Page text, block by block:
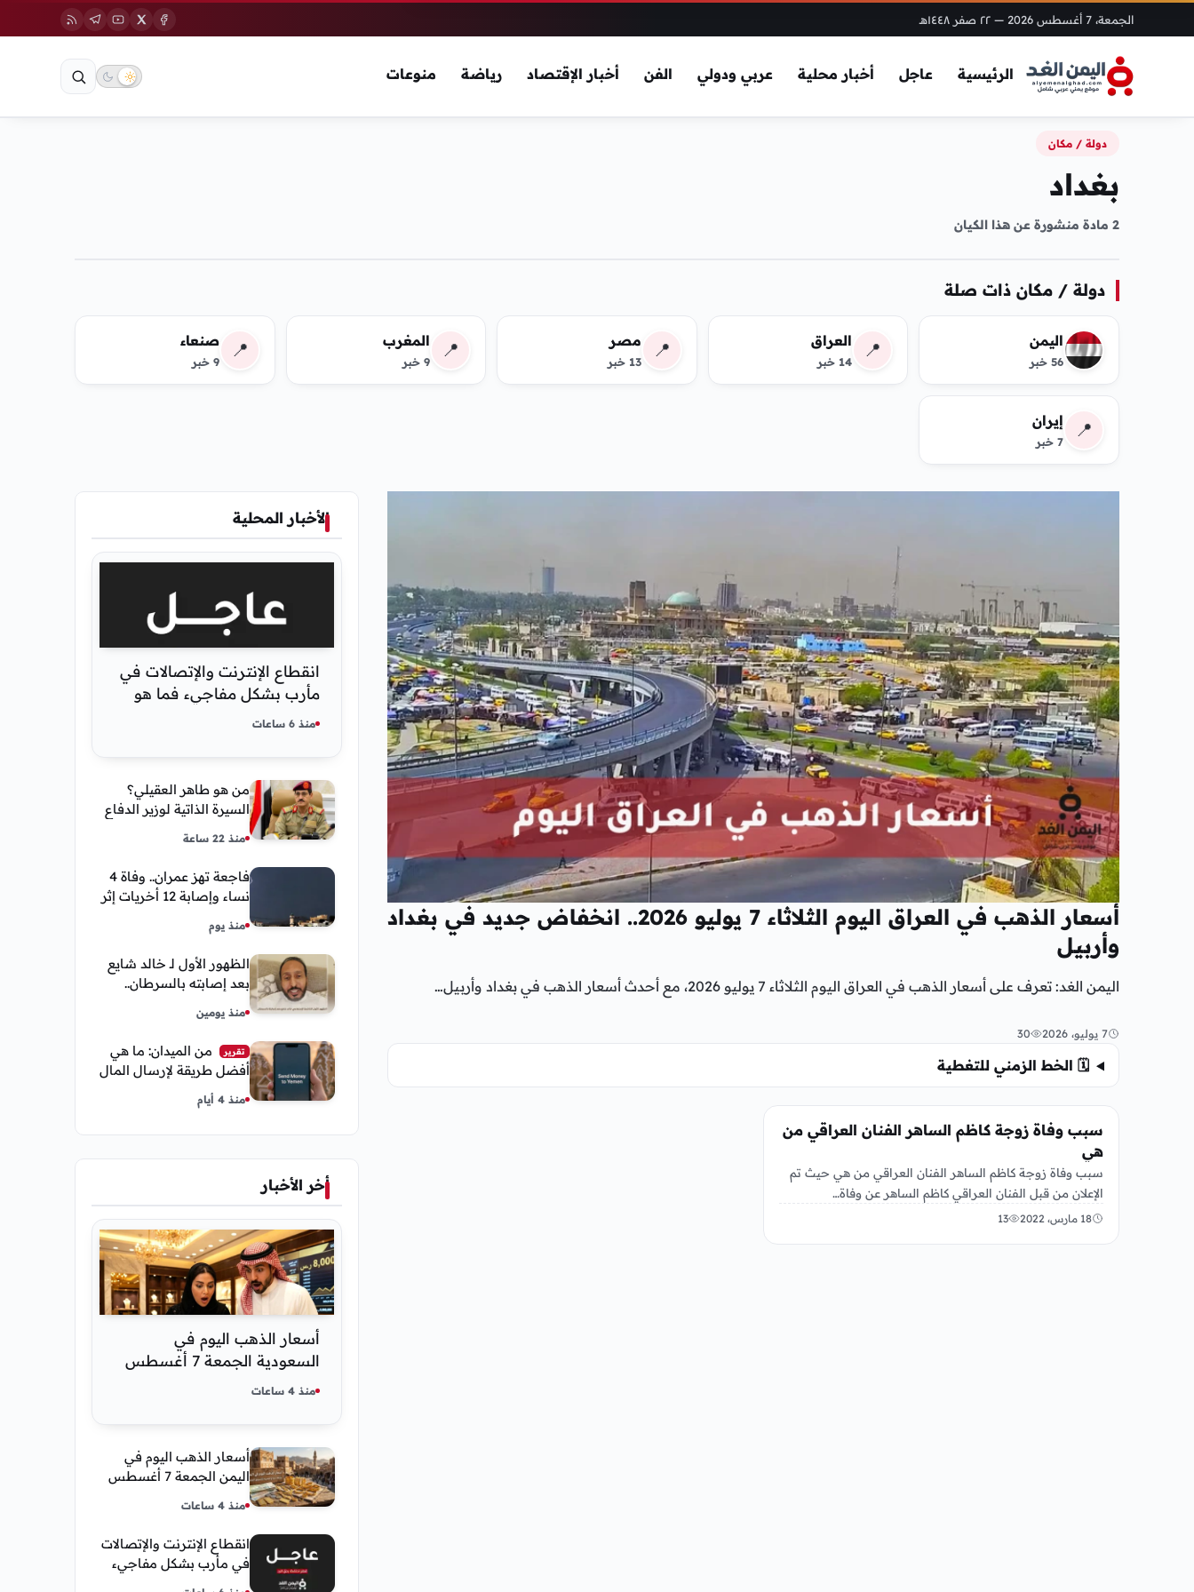
الجمعة، 7 أغسطس 2026 — ٢٢ صفر ١٤٤٨هـ
الرئيسية عاجل أخبار محلية عربي ودولي الفن أخبار الإقتصاد رياضة منوعات
دولة / مكان
بغداد
2 مادة منشورة عن هذا الكيان
دولة / مكان ذات صلة
اليمن
56 خبر
📍 العراق
14 خبر
📍 مصر
13 خبر
📍 المغرب
9 خبر
📍 صنعاء
9 خبر
📍 إيران
7 خبر
أسعار الذهب في العراق اليوم الثلاثاء 7 يوليو 2026.. انخفاض جديد في بغداد
وأربيل
اليمن الغد: تعرف على أسعار الذهب في العراق اليوم الثلاثاء 7 يوليو 2026، مع أحدث أسعار الذهب في بغداد وأربيل…
7 يوليو، 2026 30
🗓️ الخط الزمني للتغطية
سبب وفاة زوجة كاظم الساهر الفنان العراقي من
هي
سبب وفاة زوجة كاظم الساهر الفنان العراقي من هي حيث تم
الإعلان من قبل الفنان العراقي كاظم الساهر عن وفاة…
18 مارس، 2022 13
الأخبار المحلية
انقطاع الإنترنت والإتصالات في
مأرب بشكل مفاجيء فما هو
سبب ذلك
منذ 6 ساعات
من هو طاهر العقيلي؟
السيرة الذاتية لوزير الدفاع
مناصبه
منذ 22 ساعة
فاجعة تهز عمران.. وفاة 4
نساء وإصابة 12 أخريات إثر
اجتماعية
منذ يوم
الظهور الأول لـ خالد شايع
بعد إصابته بالسرطان..
رحلة العلاج
منذ يومين
تقرير
من الميدان: ما هي
أفضل طريقة لإرسال المال
إلى اليمن من السعودية
وأمريكا
منذ 4 أيام
أخر الأخبار
أسعار الذهب اليوم في
السعودية الجمعة 7 أغسطس
2026 — تحديث مباشر
منذ 4 ساعات
أسعار الذهب اليوم في
اليمن الجمعة 7 أغسطس
وعدن
منذ 4 ساعات
انقطاع الإنترنت والإتصالات
في مأرب بشكل مفاجيء